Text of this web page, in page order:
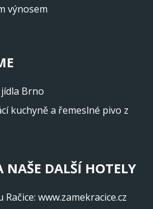
výnosem
jídla Brno
kuchyně a řemeslné pivo z
NAŠE DALŠÍ HOTELY
Račice: www.zamekracice.cz